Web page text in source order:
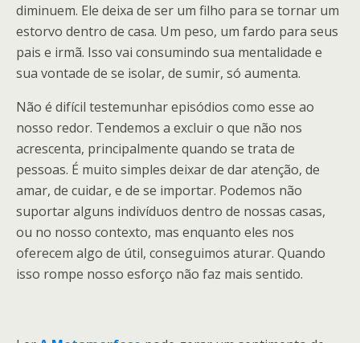
diminuem. Ele deixa de ser um filho para se tornar um
estorvo dentro de casa. Um peso, um fardo para seus
pais e irmã. Isso vai consumindo sua mentalidade e
sua vontade de se isolar, de sumir, só aumenta.
Não é difícil testemunhar episódios como esse ao
nosso redor. Tendemos a excluir o que não nos
acrescenta, principalmente quando se trata de
pessoas. É muito simples deixar de dar atenção, de
amar, de cuidar, e de se importar. Podemos não
suportar alguns indivíduos dentro de nossas casas,
ou no nosso contexto, mas enquanto eles nos
oferecem algo de útil, conseguimos aturar. Quando
isso rompe nosso esforço não faz mais sentido.